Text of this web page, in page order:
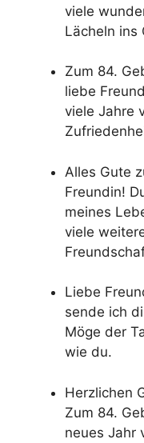
viele
Lächeln ins
Zum 84.
liebe
viele Jahre
Alles Gute
Freundin!
meines
viele
Liebe
sende ich
Möge der
wie du.
Herzlichen
Zum 84.
neues Jahr